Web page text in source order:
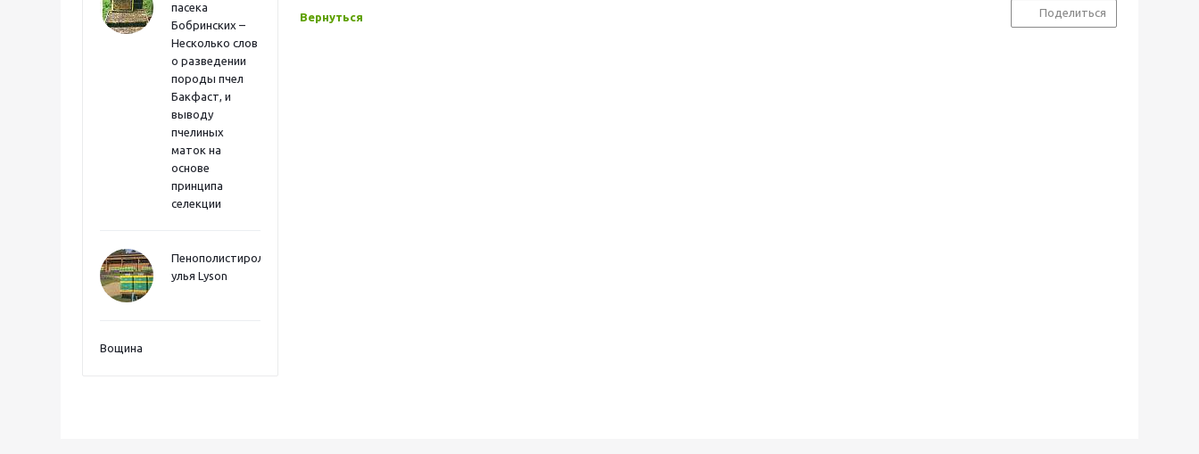
пасека
Бобринских –
Несколько слов
о разведении
породы пчел
Бакфаст, и
выводу
пчелиных
маток на
основе
принципа
селекции
Пенополистиролные
улья Lyson
Вощина
Вернуться Поделиться